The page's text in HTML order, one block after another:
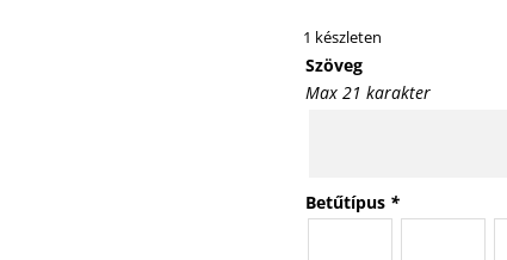
1 készleten
Szöveg
Max 21 karakter
Betűtípus *